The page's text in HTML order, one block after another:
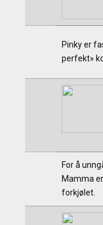
Pinky er
perfekt»
For å
Mamma
forkjølet.